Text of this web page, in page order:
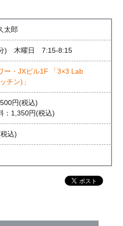
太郎
) 木曜日 7:15-8:15
ー・JXビル1F 「3×3 Lab
チン)」
円(税込)
：1,350円(税込)
込)